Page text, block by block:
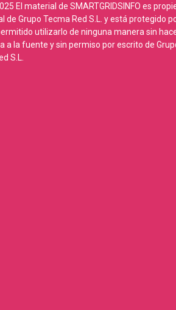
El material de SMARTGRIDSINFO es
de Grupo Tecma Red S.L. y está protegido
utilizarlo de ninguna manera sin
a la fuente y sin permiso por escrito de
S.L.